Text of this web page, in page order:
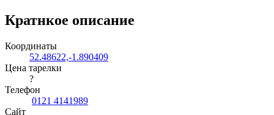
Кратнкое описание
Координаты
52.48622,-1.890409
Цена тарелки
?
Телефон
0121 4141989
Сайт